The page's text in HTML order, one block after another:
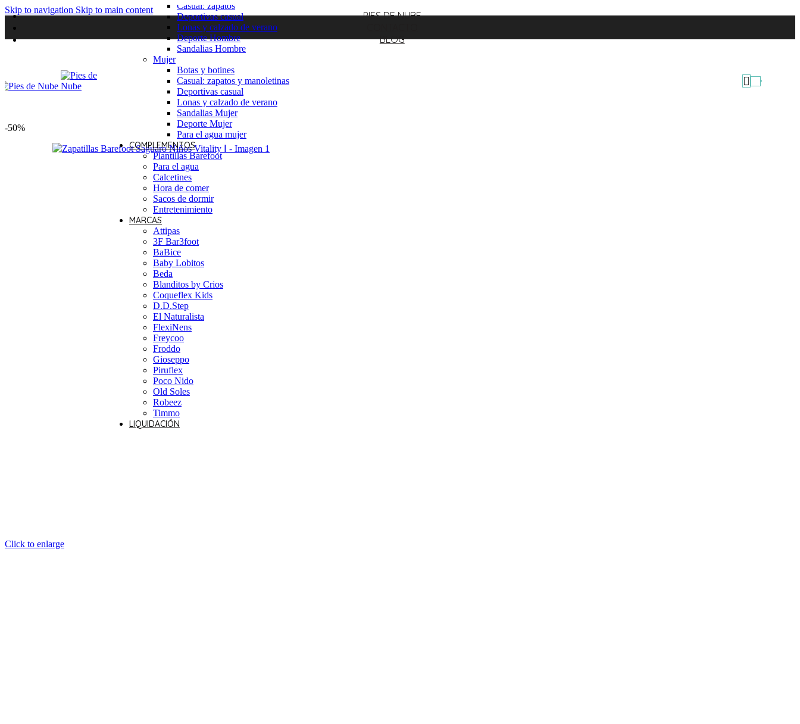
Skip to navigation Skip to main content
PIES DE NUBE
BLOG
Casual: zapatos
Deportivas casual
Lonas y calzado de verano
Deporte Hombre
Sandalias Hombre
Mujer
Botas y botines
Casual: zapatos y manoletinas
Deportivas casual
Lonas y calzado de verano
Sandalias Mujer
Deporte Mujer
Para el agua mujer
COMPLEMENTOS
Plantillas Barefoot
Para el agua
Calcetines
Hora de comer
Sacos de dormir
Entretenimiento
MARCAS
Attipas
3F Bar3foot
BaBice
Baby Lobitos
Beda
Blanditos by Crios
Coqueflex Kids
D.D.Step
El Naturalista
FlexiNens
Freycoo
Froddo
Gioseppo
Piruflex
Poco Nido
Old Soles
Robeez
Timmo
LIQUIDACIÓN
-50%
Click to enlarge